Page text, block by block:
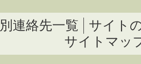
連絡先一覧
サイト
サイトマッ